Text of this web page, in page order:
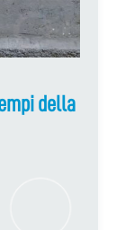
della